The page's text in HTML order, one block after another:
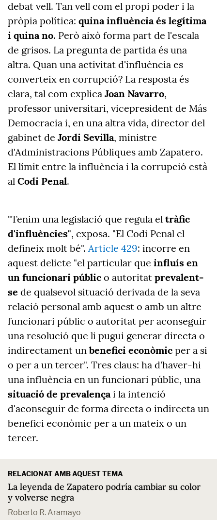
debat vell. Tan vell com el propi poder i la
pròpia política: quina influència és legítima
i quina no. Però això forma part de l'escala
de grisos. La pregunta de partida és una
altra. Quan una activitat d'influència es
converteix en corrupció? La resposta és
clara, tal com explica Joan Navarro,
professor universitari, vicepresident de Más
Democracia i, en una altra vida, director del
gabinet de Jordi Sevilla, ministre
d'Administracions Públiques amb Zapatero.
El límit entre la influència i la corrupció està
al Codi Penal.
"Tenim una legislació que regula el tràfic
d'influències", exposa. "El Codi Penal el
defineix molt bé". Article 429: incorre en
aquest delicte "el particular que influís en
un funcionari públic o autoritat prevalent-
se de qualsevol situació derivada de la seva
relació personal amb aquest o amb un altre
funcionari públic o autoritat per aconseguir
una resolució que li pugui generar directa o
indirectament un benefici econòmic per a si
o per a un tercer". Tres claus: ha d'haver-hi
una influència en un funcionari públic, una
situació de prevalençai la intenció
d'aconseguir de forma directa o indirecta un
benefici econòmic per a un mateix o un
tercer.
RELACIONAT AMB AQUEST TEMA
La leyenda de Zapatero podría cambiar su color
y volverse negra
Roberto R. Aramayo